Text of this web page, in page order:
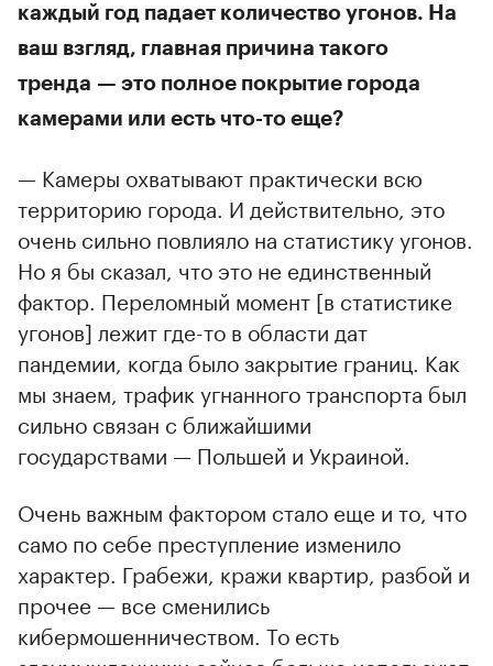
каждый год падает количество угонов. На
ваш взгляд, главная причина такого
тренда — это полное покрытие города
камерами или есть что-то еще?
— Камеры охватывают практически всю
территорию города. И действительно, это
очень сильно повлияло на статистику угонов.
Но я бы сказал, что это не единственный
фактор. Переломный момент [в статистике
угонов] лежит где-то в области дат
пандемии, когда было закрытие границ. Как
мы знаем, трафик угнанного транспорта был
сильно связан с ближайшими
государствами — Польшей и Украиной.
Очень важным фактором стало еще и то, что
само по себе преступление изменило
характер. Грабежи, кражи квартир, разбой и
прочее — все сменились
кибермошенничеством. То есть